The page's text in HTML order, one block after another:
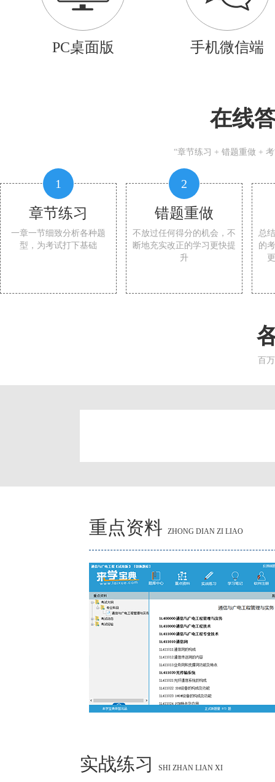
PC桌面版 手机微信端
在线
“章节练习 + 错题重做 +
1
章节练习
一章一节细致分析各种题
型，为考试打下基础
2
错题重做
不放过任何得分的机会，不
断地充实改正的学习更快提
升
总
的
百
重点资料 ZHONG DIAN ZI LIAO
实战练习 SHI ZHAN LIAN XI